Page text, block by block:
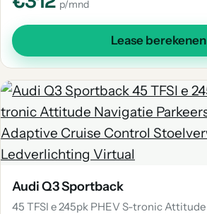
p/mnd
Lease berekenen
Audi Q3 Sportback
45 TFSI e 245pk PHEV S-tronic Attitude